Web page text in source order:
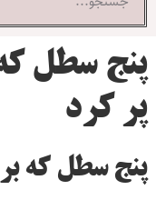
پنج سطل
پر کرد
پنج سطل که